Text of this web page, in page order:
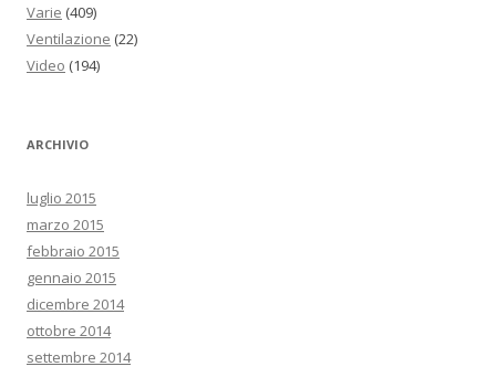
Varie (409)
Ventilazione (22)
Video (194)
ARCHIVIO
luglio 2015
marzo 2015
febbraio 2015
gennaio 2015
dicembre 2014
ottobre 2014
settembre 2014